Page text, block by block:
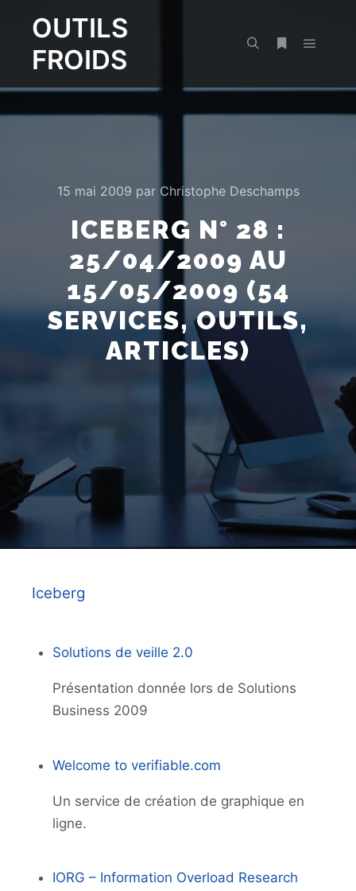
OUTILS
FROIDS
15 mai 2009 par Christophe Deschamps
ICEBERG N° 28 :
25/04/2009 AU
15/05/2009 (54
SERVICES, OUTILS,
ARTICLES)
Iceberg
Solutions de veille 2.0
Présentation donnée lors de Solutions
Business 2009
Welcome to verifiable.com
Un service de création de graphique en
ligne.
IORG – Information Overload Research